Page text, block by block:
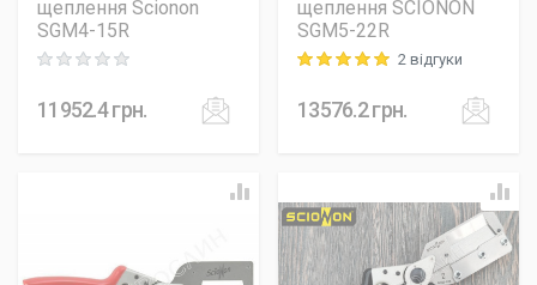
щеплення Scionon
SGM4-15R
Rating: 0 out of 5
11952.4грн.
щеплення SCIONON
SGM5-22R
Rating: 5 out of 52 відгуки
13576.2грн.